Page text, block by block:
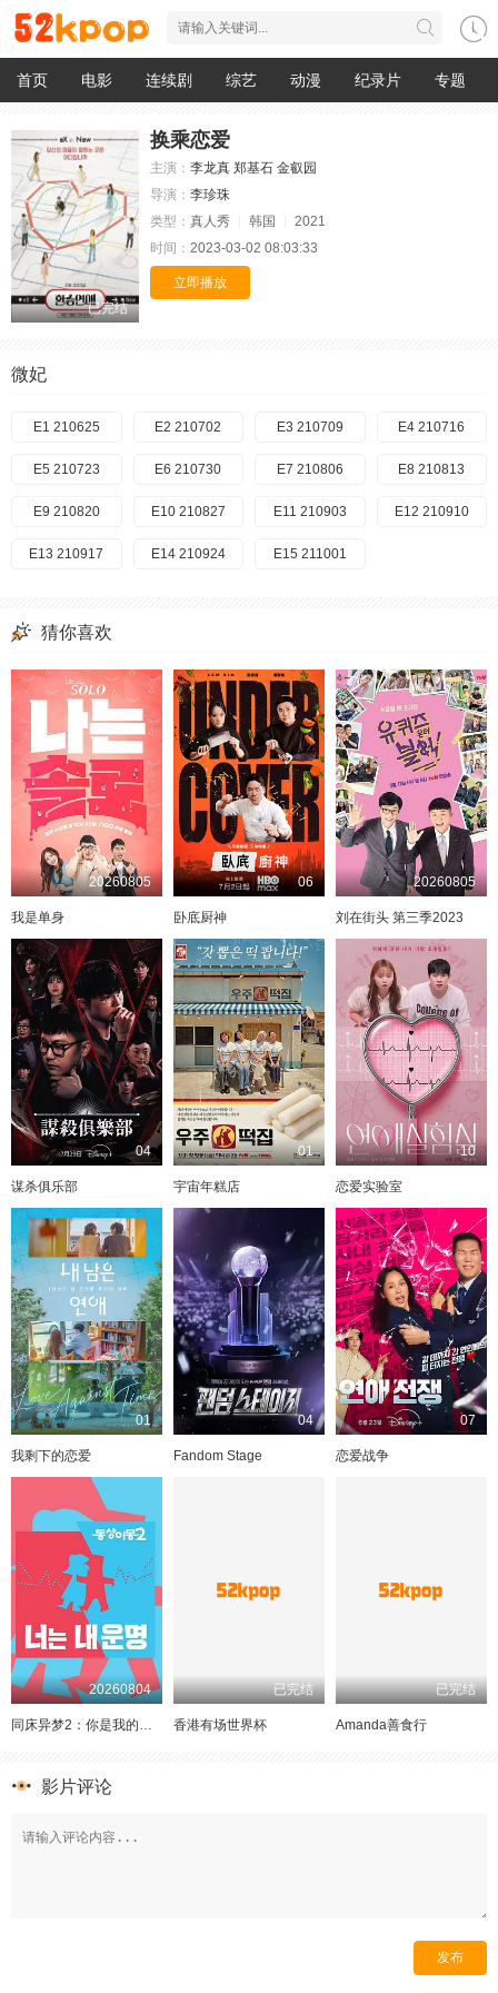
首页 电影 连续剧 综艺 动漫 纪录片 专题
已完结
换乘恋爱
主演： 李龙真 郑基石 金叡园
导演： 李珍珠
类型： 真人秀 韩国
2021
时间： 2023-03-02 08:03:33
立即播放
微妃
E1 210625 E2 210702 E3 210709 E4 210716
E5 210723 E6 210730 E7 210806 E8 210813
E9 210820 E10 210827 E11 210903 E12 210910
E13 210917 E14 210924 E15 211001
猜你喜欢
20260805
我是单身
06
卧底厨神
20260805
刘在街头 第三季2023
04
谋杀俱乐部
01
宇宙年糕店
10
恋爱实验室
01
我剩下的恋爱
04
Fandom Stage
07
恋爱战争
20260804
同床异梦2：你是我的命运2024
已完结
香港有场世界杯
已完结
Amanda善食行
影片评论